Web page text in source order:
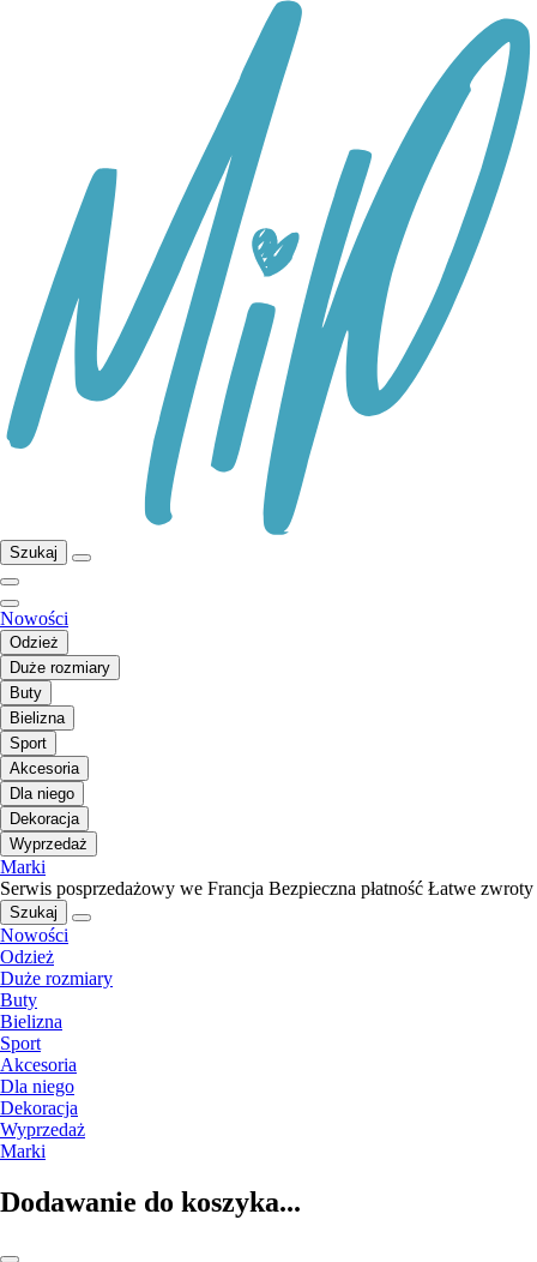
Szukaj
Nowości
Odzież
Duże rozmiary
Buty
Bielizna
Sport
Akcesoria
Dla niego
Dekoracja
Wyprzedaż
Marki
Serwis posprzedażowy we Francja Bezpieczna płatność Łatwe zwroty
Szukaj
Nowości
Odzież
Duże rozmiary
Buty
Bielizna
Sport
Akcesoria
Dla niego
Dekoracja
Wyprzedaż
Marki
Dodawanie do koszyka...